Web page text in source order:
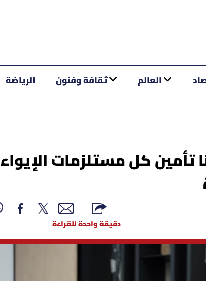
العالم ثقافة وفنون الرياضة
كل مستلزمات الإيواء
دقيقة واحدة للقراءة